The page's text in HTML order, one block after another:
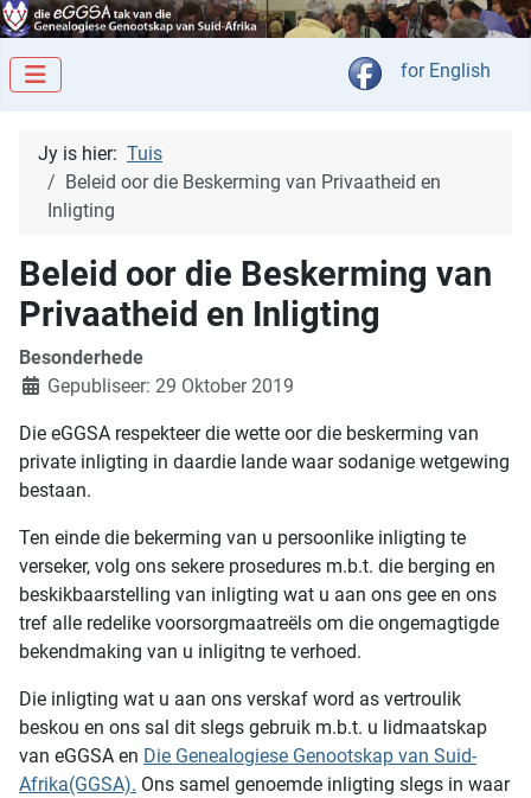
Kies jou taal
for English
Jy is hier: Tuis
Beleid oor die Beskerming van Privaatheid en
Inligting
Beleid oor die Beskerming van
Privaatheid en Inligting
Besonderhede
Gepubliseer: 29 Oktober 2019
Die eGGSA respekteer die wette oor die beskerming van
private inligting in daardie lande waar sodanige wetgewing
bestaan.
Ten einde die bekerming van u persoonlike inligting te
verseker, volg ons sekere prosedures m.b.t. die berging en
beskikbaarstelling van inligting wat u aan ons gee en ons
tref alle redelike voorsorgmaatreëls om die ongemagtigde
bekendmaking van u inligitng te verhoed.
Die inligting wat u aan ons verskaf word as vertroulik
beskou en ons sal dit slegs gebruik m.b.t. u lidmaatskap
van eGGSA en Die Genealogiese Genootskap van Suid-
Afrika(GGSA). Ons samel genoemde inligting slegs in waar